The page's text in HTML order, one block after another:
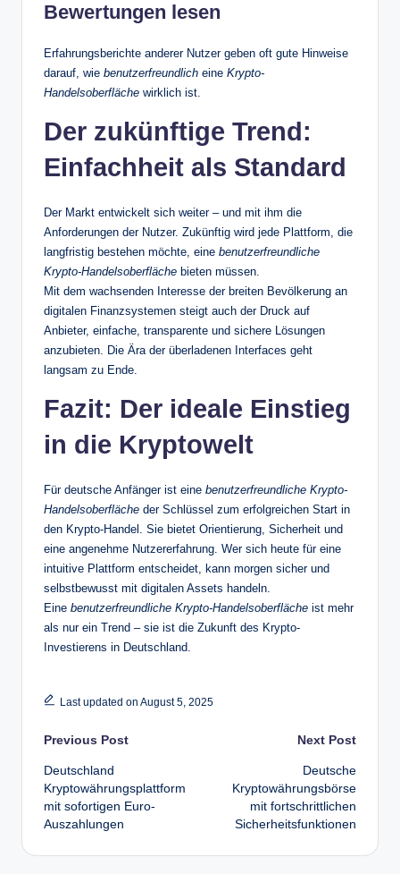
Bewertungen lesen
Erfahrungsberichte anderer Nutzer geben oft gute Hinweise
darauf, wie benutzerfreundlich eine Krypto-
Handelsoberfläche wirklich ist.
Der zukünftige Trend:
Einfachheit als Standard
Der Markt entwickelt sich weiter – und mit ihm die
Anforderungen der Nutzer. Zukünftig wird jede Plattform, die
langfristig bestehen möchte, eine benutzerfreundliche
Krypto-Handelsoberfläche bieten müssen.
Mit dem wachsenden Interesse der breiten Bevölkerung an
digitalen Finanzsystemen steigt auch der Druck auf
Anbieter, einfache, transparente und sichere Lösungen
anzubieten. Die Ära der überladenen Interfaces geht
langsam zu Ende.
Fazit: Der ideale Einstieg
in die Kryptowelt
Für deutsche Anfänger ist eine benutzerfreundliche Krypto-
Handelsoberfläche der Schlüssel zum erfolgreichen Start in
den Krypto-Handel. Sie bietet Orientierung, Sicherheit und
eine angenehme Nutzererfahrung. Wer sich heute für eine
intuitive Plattform entscheidet, kann morgen sicher und
selbstbewusst mit digitalen Assets handeln.
Eine benutzerfreundliche Krypto-Handelsoberfläche ist mehr
als nur ein Trend – sie ist die Zukunft des Krypto-
Investierens in Deutschland.
Last updated on August 5, 2025
Post
navigation
Previous Post
Deutschland
Kryptowährungsplattform
mit sofortigen Euro-
Auszahlungen
Next Post
Deutsche
Kryptowährungsbörse
mit fortschrittlichen
Sicherheitsfunktionen